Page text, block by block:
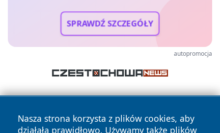
SPRAWDŹ SZCZEGÓŁY
autopromocja
Nasza strona korzysta z plików cookies, aby
działała prawidłowo. Używamy także plików